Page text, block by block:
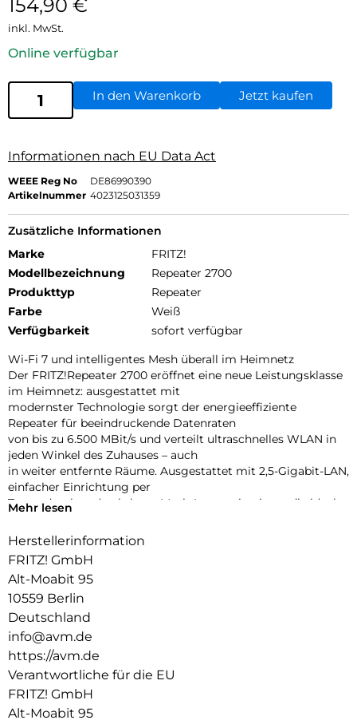
154,90 €
inkl. MwSt.
Online verfügbar
In den Warenkorb Jetzt kaufen
Informationen nach EU Data Act
WEEE Reg No
DE86990390
Artikelnummer 4023125031359
Zusätzliche Informationen
Marke
FRITZ!
Modellbezeichnung
Repeater 2700
Produkttyp
Repeater
Farbe
Weiß
Verfügbarkeit
sofort verfügbar
Wi-Fi 7 und intelligentes Mesh überall im Heimnetz
Der FRITZ!Repeater 2700 eröffnet eine neue Leistungsklasse
im Heimnetz: ausgestattet mit
modernster Technologie sorgt der energieeffiziente
Repeater für beeindruckende Datenraten
von bis zu 6.500 MBit/s und verteilt ultraschnelles WLAN in
jeden Winkel des Zuhauses – auch
in weiter entfernte Räume. Ausgestattet mit 2,5-Gigabit-LAN,
einfacher Einrichtung per
Tastendruck und nahtloser Mesh-Integration ist er die ideale
Heimnetze – inklusive FRITZ!OS, kostenlosen Updates,
Garantie.
Ultraschnelles Wi-Fi 7 und 2,5-Gigabit-LAN
Der FRITZ!Repeater 2700 bringt Highspeed ins Heimnetz: Mit
Wi-Fi 7, vier Antennen im 5-GHzBand und zwei im 2,4-GHz-
Band (4×4 + 2×2) erreicht er beeindruckende WLAN-
Datenraten
von bis zu 6.500 MBit/s. Der 2,5-Gigabit-LAN-Anschluss
ermöglicht schnelle Verbindungen
zur FRITZ!Box oder zu Geräten wie NAS, Streaming-Boxen
Mehr lesen
Herstellerinformation
FRITZ! GmbH
Alt-Moabit 95
10559 Berlin
Deutschland
info@avm.de
https://avm.de
Verantwortliche für die EU
FRITZ! GmbH
Alt-Moabit 95